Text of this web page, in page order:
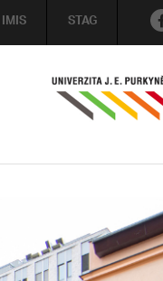
IMIS STAG